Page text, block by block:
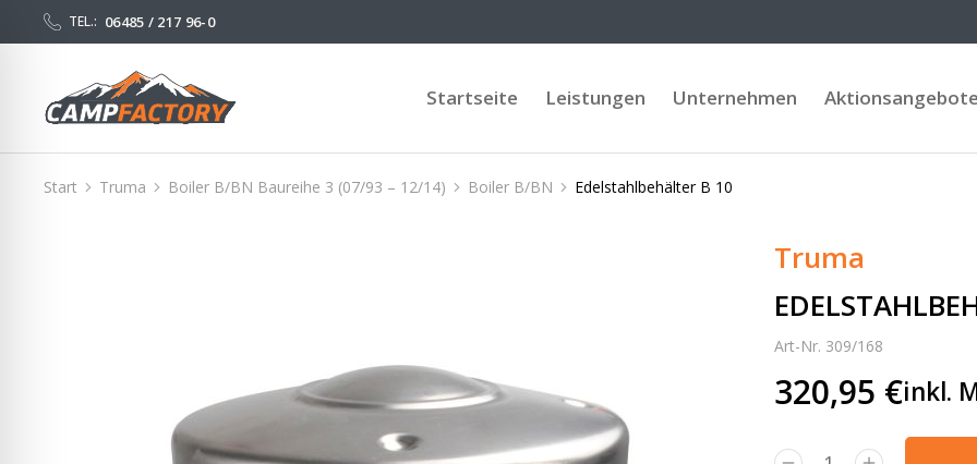
TEL.: 06485 / 217 96-0
Startseite Leistungen Unternehmen
Sie befinden sich hier:
Start Truma Boiler B/BN Baureihe 3 (07/93 – 12/14) Boiler B/BN Edelstahlbehälter B 10
Truma
Art-Nr. 309/168
320,95 €inkl.